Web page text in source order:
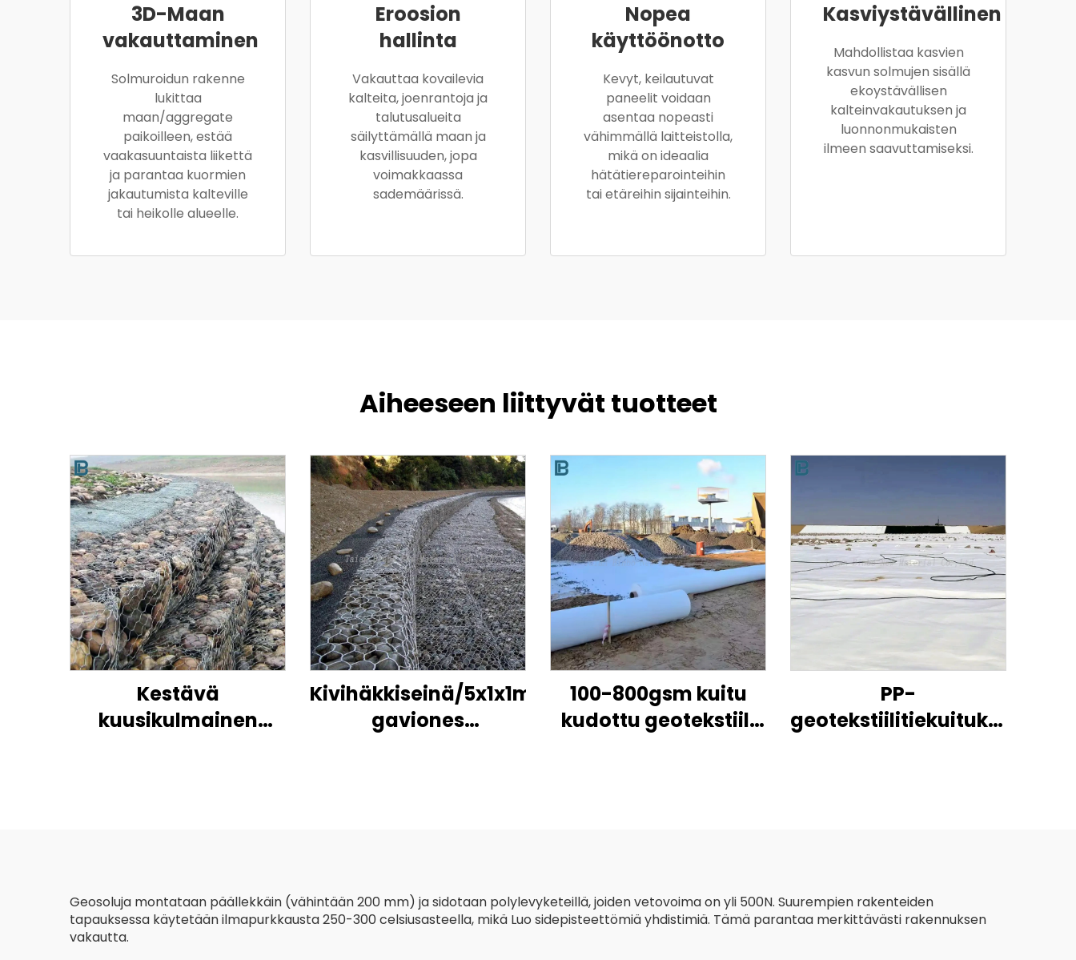
3D-Maan
vakauttaminen
Solmuroidun rakenne
lukittaa
maan/aggregate
paikoilleen, estää
vaakasuuntaista liikettä
ja parantaa kuormien
jakautumista kalteville
tai heikolle alueelle.
Eroosion
hallinta
Vakauttaa kovailevia
kalteita, joenrantoja ja
talutusalueita
säilyttämällä maan ja
kasvillisuuden, jopa
voimakkaassa
sademäärissä.
Nopea
käyttöönotto
Kevyt, keilautuvat
paneelit voidaan
asentaa nopeasti
vähimmällä laitteistolla,
mikä on ideaalia
hätätiereparointeihin
tai etäreihin sijainteihin.
Kasviystävällinen
Mahdollistaa kasvien
kasvun solmujen sisällä
ekoystävällisen
kalteinvakautuksen ja
luonnonmukaisten
ilmeen saavuttamiseksi.
Aiheeseen liittyvät tuotteet
Kestävä
kuusikulmainen
Kivihäkkiseinä/5x1x1m
gaviones
100-800gsm kuitu
kudottu geotekstiili
PP-
geotekstiilitiekuitukangas
Geosoluja montataan päällekkäin (vähintään 200 mm) ja sidotaan polylevyketeillä, joiden vetovoima on yli 500N. Suurempien rakenteiden
tapauksessa käytetään ilmapurkkausta 250-300 celsiusasteella, mikä Luo sidepisteettömiä yhdistimiä. Tämä parantaa merkittävästi rakennuksen
vakautta.